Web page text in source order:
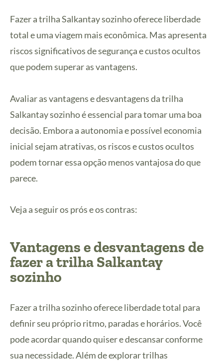
Fazer a trilha Salkantay sozinho oferece liberdade
total e uma viagem mais econômica. Mas apresenta
riscos significativos de segurança e custos ocultos
que podem superar as vantagens.
Avaliar as vantagens e desvantagens da trilha
Salkantay sozinho é essencial para tomar uma boa
decisão. Embora a autonomia e possível economia
inicial sejam atrativas, os riscos e custos ocultos
podem tornar essa opção menos vantajosa do que
parece.
Veja a seguir os prós e os contras:
Vantagens e desvantagens de
fazer a trilha Salkantay
sozinho
Fazer a trilha sozinho oferece liberdade total para
definir seu próprio ritmo, paradas e horários. Você
pode acordar quando quiser e descansar conforme
sua necessidade. Além de explorar trilhas